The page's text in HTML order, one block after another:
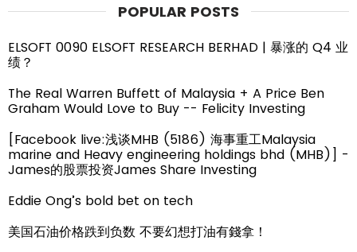
POPULAR POSTS
ELSOFT 0090 ELSOFT RESEARCH BERHAD | 暴涨的 Q4 业
绩？
The Real Warren Buffett of Malaysia + A Price Ben
Graham Would Love to Buy -- Felicity Investing
[Facebook live:浅谈MHB (5186) 海事重工Malaysia
marine and Heavy engineering holdings bhd (MHB)] -
James的股票投资James Share Investing
Eddie Ong’s bold bet on tech
美国石油价格跌到负数 不要幻想打油有錢拿！